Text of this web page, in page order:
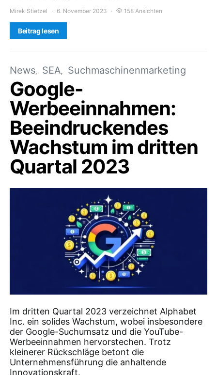
Mirek Stietzel 6. November 2023 158 Ansichten
Beitrag lesen
News SEA Suchmaschinenmarketing
Google-
Werbeeinnahmen:
Beeindruckendes
Wachstum im dritten
Quartal 2023
Im dritten Quartal 2023 verzeichnet Alphabet
Inc. ein solides Wachstum, wobei insbesondere
der Google-Suchumsatz und die YouTube-
Werbeeinnahmen hervorstechen. Trotz
kleinerer Rückschläge betont die
Unternehmensführung die anhaltende
Innovationskraft.